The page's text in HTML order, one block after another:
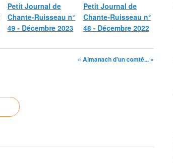
Petit Journal de
Chante-Ruisseau n°
49 - Décembre 2023
Petit Journal de
Chante-Ruisseau n°
48 - Décembre 2022
« Almanach d'un comté... »